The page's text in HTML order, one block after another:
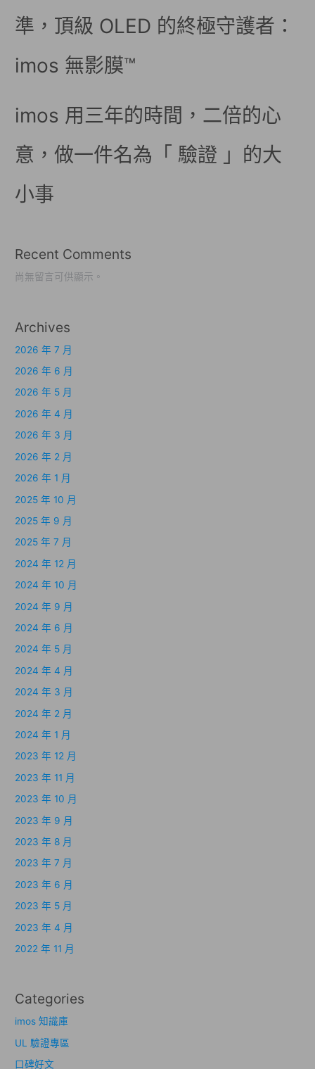
準，頂級 OLED 的終極守護者：
imos 無影膜™
imos 用三年的時間，二倍的心
意，做一件名為「 驗證 」的大
小事
Recent Comments
尚無留言可供顯示。
Archives
2026 年 7 月
2026 年 6 月
2026 年 5 月
2026 年 4 月
2026 年 3 月
2026 年 2 月
2026 年 1 月
2025 年 10 月
2025 年 9 月
2025 年 7 月
2024 年 12 月
2024 年 10 月
2024 年 9 月
2024 年 6 月
2024 年 5 月
2024 年 4 月
2024 年 3 月
2024 年 2 月
2024 年 1 月
2023 年 12 月
2023 年 11 月
2023 年 10 月
2023 年 9 月
2023 年 8 月
2023 年 7 月
2023 年 6 月
2023 年 5 月
2023 年 4 月
2022 年 11 月
Categories
imos 知識庫
UL 驗證專區
口碑好文